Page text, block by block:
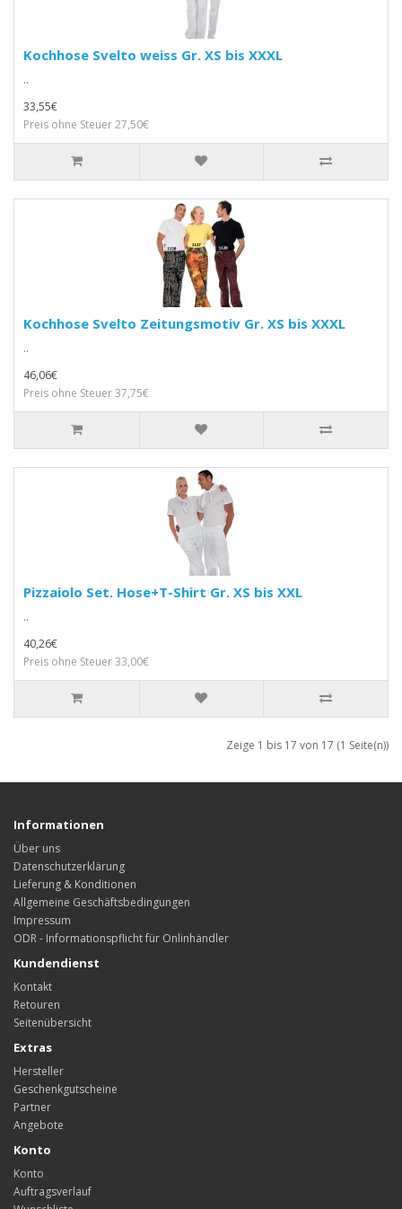
Kochhose Svelto weiss Gr. XS bis XXXL
..
33,55€
Preis ohne Steuer 27,50€
Kochhose Svelto Zeitungsmotiv Gr. XS bis XXXL
..
46,06€
Preis ohne Steuer 37,75€
Pizzaiolo Set. Hose+T-Shirt Gr. XS bis XXL
..
40,26€
Preis ohne Steuer 33,00€
Zeige 1 bis 17 von 17 (1 Seite(n))
Informationen
Über uns
Datenschutzerklärung
Lieferung & Konditionen
Allgemeine Geschäftsbedingungen
Impressum
ODR - Informationspflicht für Onlinhändler
Kundendienst
Kontakt
Retouren
Seitenübersicht
Extras
Hersteller
Geschenkgutscheine
Partner
Angebote
Konto
Konto
Auftragsverlauf